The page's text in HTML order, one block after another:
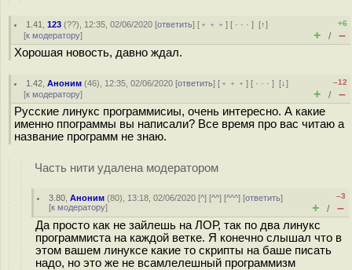
1.41 ,123 (??), 12:35, 02/06/2020 [ответить] [ ﹢﹢﹢] [ · · ·][↑]
[к модератору]
+6
+ / –
Хорошая новость, давно ждал.
1.42 ,Аноним (46), 12:35, 02/06/2020 [ответить] [ ﹢﹢﹢] [ · · ·][↓]
[к модератору]
–12
+ / –
Русские линукс программисиы, очень интересно. А какие
именно ппограммы вы написали? Все время про вас читаю а
название программ не знаю.
Часть нити удалена модератором
3.80 ,Аноним (80), 13:18, 02/06/2020 [^] [^^] [^^^] [ответить]
[к модератору]
–3
+ / –
Да просто как не зайлешь на ЛОР, так по два линукс
программиста на каждой ветке. Я конечно слышал что в
этом вашем линуксе какие то скрипты на баше писать
надо, но это же не всамлелешный программизм